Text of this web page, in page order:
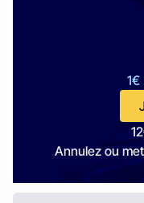
1€
Annulez ou